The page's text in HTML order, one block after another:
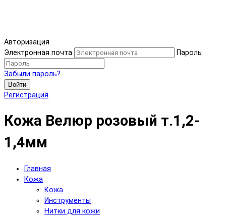
Авторизация
Электронная почта
Пароль
Забыли пароль?
Войти
Регистрация
Кожа Велюр розовый т.1,2-
1,4мм
Главная
Кожа
Кожа
Инструменты
Нитки для кожи